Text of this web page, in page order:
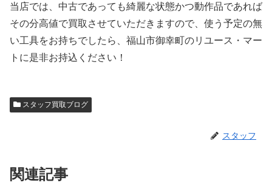
当店では、中古であっても綺麗な状態かつ動作品であれば
その分高値で買取させていただきますので、使う予定の無
い工具をお持ちでしたら、福山市御幸町のリユース・マー
トに是非お持込ください！
スタッフ買取ブログ
スタッフ
関連記事